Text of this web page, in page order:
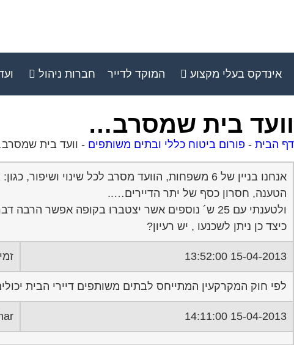
אינדקס בעלי מקצוע המוקד לדייר חברות ניהול
וועד בית שמסרב…
דף הבית - פורום ביטוח כללי ובתים משותפים - וועד בית
אנחנו בניין של 6 משפחות, הוועד מסרב לכל שינוי ושיפור, כגון: ביטוח, שיפוץ, סידור החניה, רק הבסיסי ביותר: ניקיון מדרגות, חשמל טיפול בגינונת..
הטענה, חסרון כסף של יתר הדיירים…..
ולטענתי עם 25 ש´ נוספים אשר יצטברו בקופה אפשר הרבה דברים לבצע….
כיצד כן ניתן לשכנעו , יש רעיון?
15-04-2013 13:52:00
לפי חוק המקרקעין המתייחס לבתים משותפים דיירי הבית
15-04-2013 14:11:00